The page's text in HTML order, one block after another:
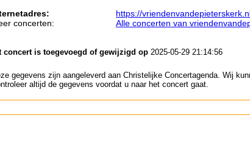
https://
concerten:
Alle concerten van
concert is toegevoegd of gewijzigd op 2025-05-29 21:14:56
gegevens zijn aangeleverd aan Christelijke Concertagenda. Wij
altijd de gegevens voordat u naar het concert gaat.